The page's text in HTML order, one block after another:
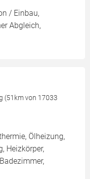
/ Einbau,
Abgleich,
(51km von 17033
Ölheizung,
Heizkörper,